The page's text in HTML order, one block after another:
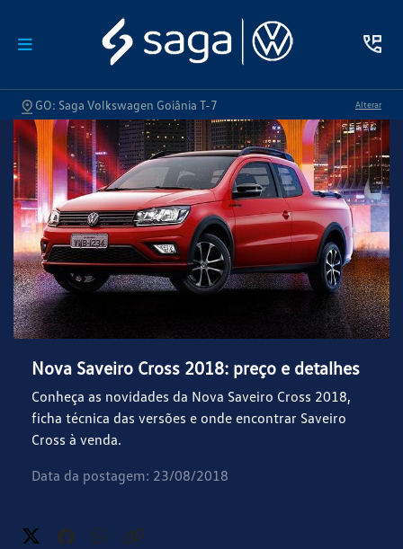
GO: Saga Volkswagen Goiânia T-7 Alterar
Nova Saveiro Cross 2018: preço e detalhes
Conheça as novidades da Nova Saveiro Cross 2018,
ficha técnica das versões e onde encontrar Saveiro
Cross à venda.
Data da postagem: 23/08/2018